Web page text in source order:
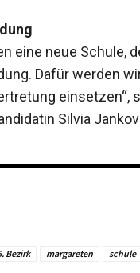
eine neue Schule,
Dafür werden
einsetzen“,
Silvia
Bezirk margareten schule